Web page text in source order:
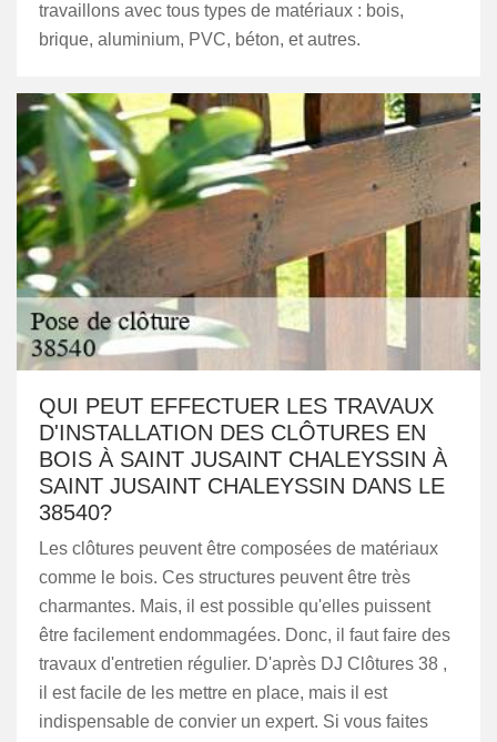
travaillons avec tous types de matériaux : bois,
brique, aluminium, PVC, béton, et autres.
QUI PEUT EFFECTUER LES TRAVAUX
D'INSTALLATION DES CLÔTURES EN
BOIS À SAINT JUSAINT CHALEYSSIN À
SAINT JUSAINT CHALEYSSIN DANS LE
38540?
Les clôtures peuvent être composées de matériaux
comme le bois. Ces structures peuvent être très
charmantes. Mais, il est possible qu'elles puissent
être facilement endommagées. Donc, il faut faire des
travaux d'entretien régulier. D'après DJ Clôtures 38 ,
il est facile de les mettre en place, mais il est
indispensable de convier un expert. Si vous faites